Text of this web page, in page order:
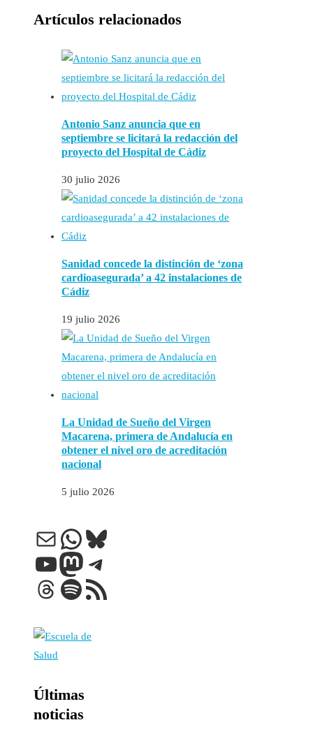
Artículos relacionados
Antonio Sanz anuncia que en
septiembre se licitará la redacción del
proyecto del Hospital de Cádiz
30 julio 2026
Sanidad concede la distinción de ‘zona
cardioasegurada’ a 42 instalaciones de
Cádiz
19 julio 2026
La Unidad de Sueño del Virgen
Macarena, primera de Andalucía en
obtener el nivel oro de acreditación
nacional
5 julio 2026
Correo electrónico
WhatsApp
Bluesky
YouTube
Mastodon
Telegram
Threads
Spotify
Feed RSS
Últimas
noticias